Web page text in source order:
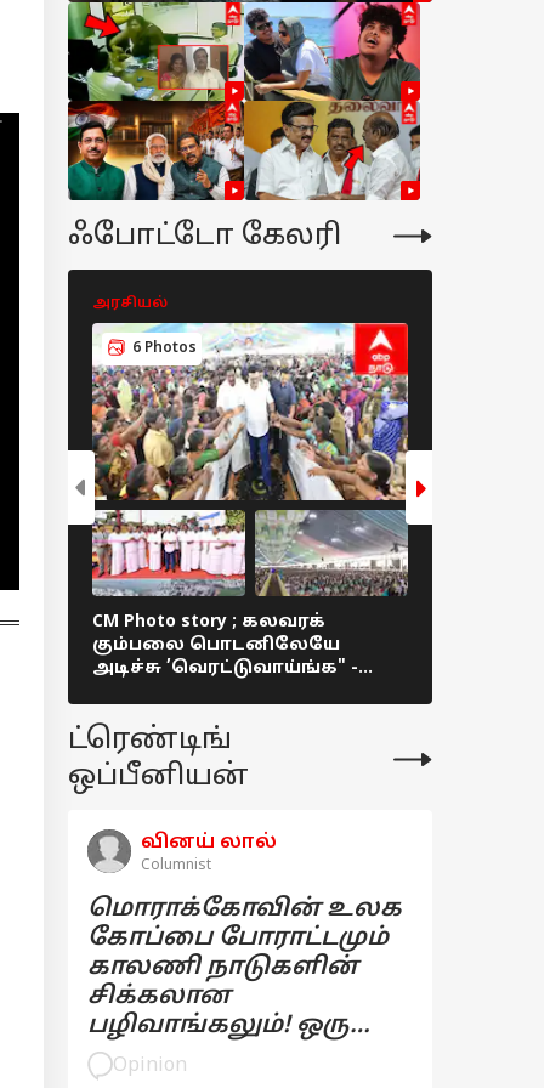
ஃபோட்டோ கேலரி
அரசியல்
6 Photos
CM Photo story ; கலவரக்
கும்பலை பொடனிலேயே
அடிச்சு ’வெரட்டுவாய்ங்க" -
ட்ரெண்டிங்
ஒப்பீனியன்
வினய் லால்
Columnist
மொராக்கோவின் உலக
கோப்பை போராட்டமும்
காலணி நாடுகளின்
சிக்கலான
பழிவாங்கலும்! ஒரு
பார்வை
Opinion